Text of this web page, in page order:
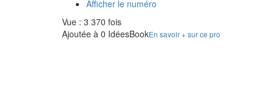
Afficher le numéro
Vue : 3 370 fois
Ajoutée à 0 IdéesBookEn savoir + sur ce pro